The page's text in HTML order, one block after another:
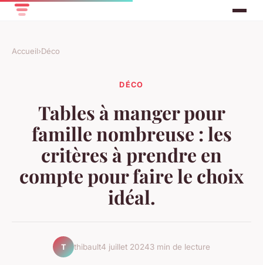
Accueil›Déco
DÉCO
Tables à manger pour
famille nombreuse : les
critères à prendre en
compte pour faire le choix
idéal.
T thibault4 juillet 20243 min de lecture